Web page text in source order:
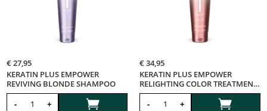
KERATIN PLUS EMPOWER
REVIVING BLONDE SHAMPOO
€27,95
- + 
KERATIN PLUS EMPOWER
RELIGHTING COLOR TREATMENT
MASK
€34,95
- + 